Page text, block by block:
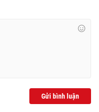
Gửi bình luận